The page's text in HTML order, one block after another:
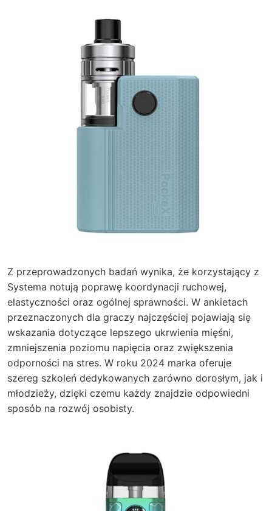
Z przeprowadzonych badań wynika, że korzystający z
Systema notują poprawę koordynacji ruchowej,
elastyczności oraz ogólnej sprawności. W ankietach
przeznaczonych dla graczy najczęściej pojawiają się
wskazania dotyczące lepszego ukrwienia mięśni,
zmniejszenia poziomu napięcia oraz zwiększenia
odporności na stres. W roku 2024 marka oferuje
szereg szkoleń dedykowanych zarówno dorosłym, jak i
młodzieży, dzięki czemu każdy znajdzie odpowiedni
sposób na rozwój osobisty.